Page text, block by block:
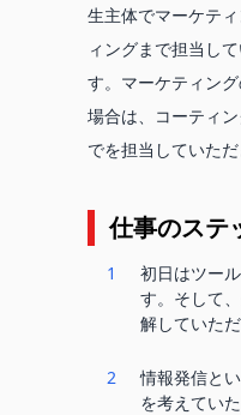
生主体でマーケテ
ィングまで担当し
す。マーケティン
場合は、コーティ
でを担当していただ
仕事のステ
1
初日はツー
す。そして
解していただ
2
情報発信と
を考えてい